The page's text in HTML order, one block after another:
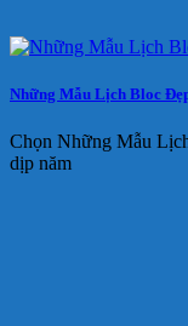
Những Mẫu Lịch Bloc
Chọn Những Mẫu
dịp năm